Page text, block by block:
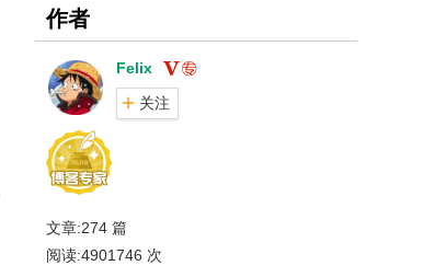
作者
Felix
关注
文章:274 篇
阅读:4901746 次